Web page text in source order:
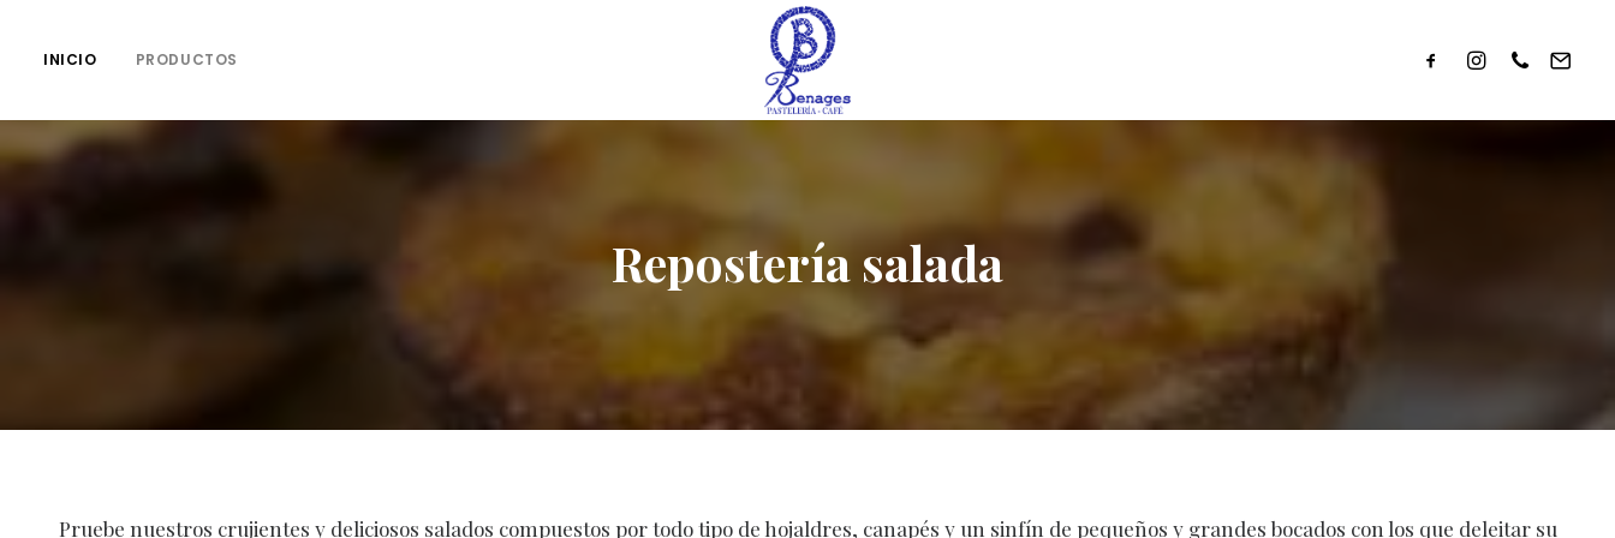
INICIO PRODUCTOS
Repostería salada
Pruebe nuestros crujientes y deliciosos salados compuestos por todo tipo de hojaldres, canapés y un sinfín de pequeños y grandes bocados con los que deleitar su